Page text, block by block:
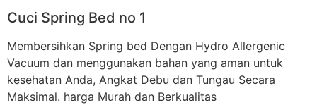
Cuci Spring Bed no 1
Membersihkan Spring bed Dengan Hydro Allergenic
Vacuum dan menggunakan bahan yang aman untuk
kesehatan Anda, Angkat Debu dan Tungau Secara
Maksimal. harga Murah dan Berkualitas